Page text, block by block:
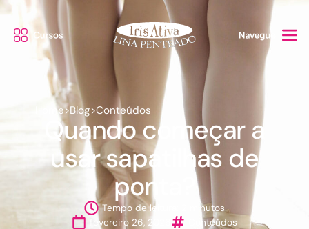
Home>Blog>Conteúdos
Quando começar a
usar sapatilhas de
ponta?
Tempo de leitura: 2 minutos
fevereiro 26, 2026
Conteúdos